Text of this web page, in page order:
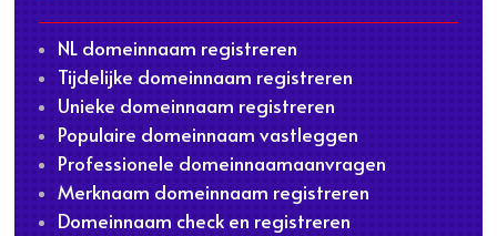
NL domeinnaam registreren
Tijdelijke domeinnaam registreren
Unieke domeinnaam registreren
Populaire domeinnaam vastleggen
Professionele domeinnaamaanvragen
Merknaam domeinnaam registreren
Domeinnaam check en registreren